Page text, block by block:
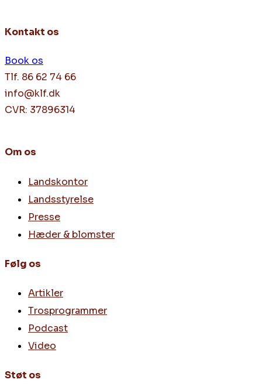
Kontakt os
Book os
Tlf. 86 62 74 66
info@klf.dk
CVR: 37896314
Om os
Landskontor
Landsstyrelse
Presse
Hæder & blomster
Følg os
Artikler
Trosprogrammer
Podcast
Video
Støt os